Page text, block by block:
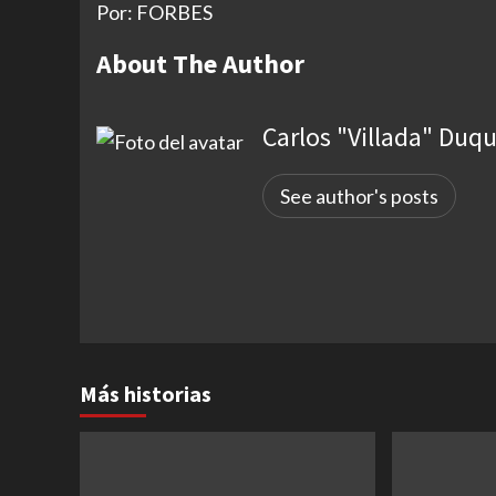
Por: FORBES
About The Author
Carlos "Villada"
See author's posts
Más historias